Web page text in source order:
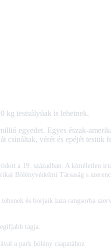
kg testsúlyúak is lehetnek.
egyedet. Egyes észak-
vérét és epéjét
a 19. században. A kíméletlen
Bölényvédelmi Társaság s
és borjaik laza rangsorba
tagja.
a park bölény csapatához